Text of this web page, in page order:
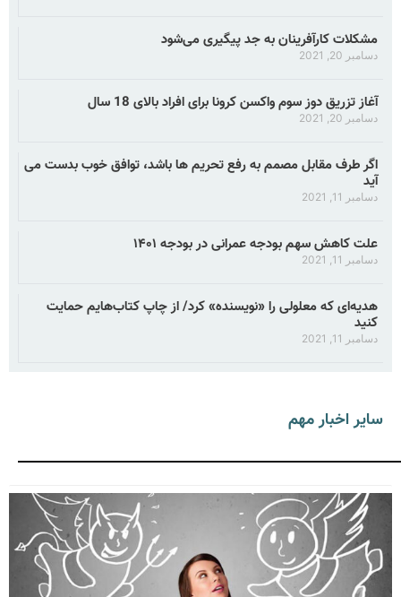
مشکلات کارآفرینان به جد پیگیری می‌شود
دسامبر 20, 2021
آغاز تزریق دوز سوم واکسن کرونا برای افراد بالای 18 سال
دسامبر 20, 2021
اگر طرف مقابل مصمم به رفع تحریم ها باشد، توافق خوب بدست می
آید
دسامبر 11, 2021
علت کاهش سهم بودجه عمرانی در بودجه ۱۴۰۱
دسامبر 11, 2021
هدیه‌ای که معلولی را «نویسنده» کرد/ از چاپ کتاب‌هایم حمایت
کنید
دسامبر 11, 2021
سایر اخبار مهم